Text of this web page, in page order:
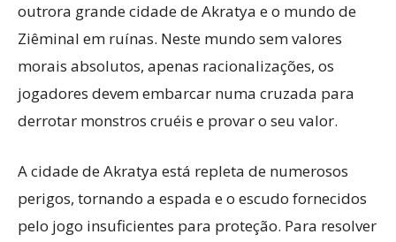
outrora grande cidade de Akratya e o mundo de
Ziêminal em ruínas. Neste mundo sem valores
morais absolutos, apenas racionalizações, os
jogadores devem embarcar numa cruzada para
derrotar monstros cruéis e provar o seu valor.
A cidade de Akratya está repleta de numerosos
perigos, tornando a espada e o escudo fornecidos
pelo jogo insuficientes para proteção. Para resolver